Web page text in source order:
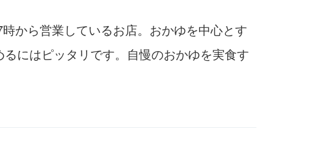
から営業しているお店。おかゆを中心とす
にはピッタリです。自慢のおかゆを実食す